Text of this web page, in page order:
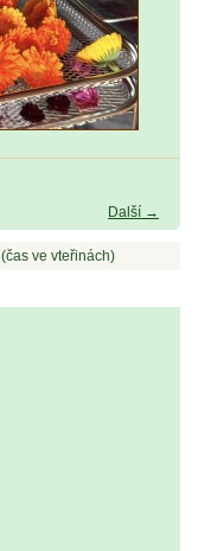
Další →
(čas ve vteřinách)